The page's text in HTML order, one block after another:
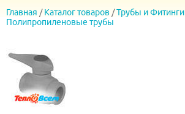
Главная / Каталог товаров /Трубы и Фитинги
Полипропиленовые трубы